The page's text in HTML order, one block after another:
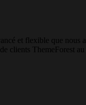
et flexible que nous
clients ThemeForest au